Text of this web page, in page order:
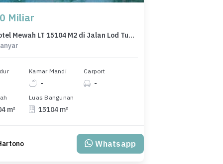
Miliar
Dijual Hotel Mewah LT 15104 M2 di Jalan Lod Tunduh Ubud Bali
Kamar Mandi
-
Carport
-
m²
Luas Bangunan
15104 m²
Whatsapp